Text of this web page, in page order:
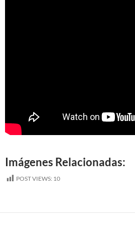
Imágenes Relacionadas:
POST VIEWS: 10